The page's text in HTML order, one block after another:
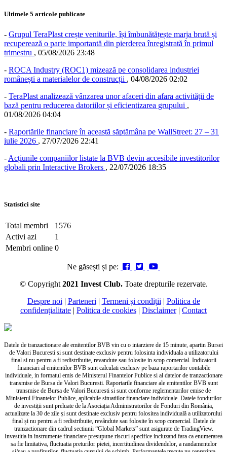
Ultimele 5 articole publicate
- Grupul TeraPlast crește veniturile, își îmbunătățește marja brută și
recuperează o parte importantă din pierderea înregistrată în primul
trimestru , 05/08/2026 23:48
- ROCA Industry (ROC1) mizează pe consolidarea industriei
românești a materialelor de construcții , 04/08/2026 02:02
- TeraPlast analizează vânzarea unor afaceri din afara activității de
bază pentru reducerea datoriilor și eficientizarea grupului ,
01/08/2026 04:04
- Raportările financiare în această săptămâna pe WallStreet: 27 – 31
iulie 2026 , 27/07/2026 22:41
- Acțiunile companiilor listate la BVB devin accesibile investitorilor
globali prin Interactive Brokers , 22/07/2026 18:35
Statistici site
Total membri
1576
Activi azi
1
Membri online 0
Ne găsești și pe:
© Copyright 2021 Invest Club. Toate drepturile rezervate.
Despre noi | Parteneri | Termeni și condiții | Politica de
confidențialitate | Politica de cookies | Disclaimer| Contact
Datele de tranzactionare ale emitentilor BVB vin cu o intarziere de 15 minute, apartin Bursei
de Valori Bucuresti si sunt destinate exclusiv pentru folosinta individuala a utilizatorului
final si nu pentru a fi redistribuite, revandute sau folosite in scop comercial. Indicatorii
financiari al emitentilor BVB sunt calculati exclusiv pe baza raportarilor contabile
individuale, in formatul emis de Ministerul Finantelor Publice si al datelor de tranzactionare
transmise de Bursa de Valori Bucuresti. Raportarile financiare ale emitentilor BVB sunt
transmise de Bursa de Valori Bucuresti si sunt conforme reglementarilor emise de
Ministerul Finantelor Publice, aplicabile situatiilor financiare individuale. Datele fondurilor
de investiții sunt preluate de la Asociația Administratorilor de Fonduri din România,
actualizate la 30 de zile și sunt destinate exclusiv pentru folositea individuală a utilizatorului
final și nu pentru a fi redistribuite, revândute sau folosite în scop comercial. Datele de
tranzactionare din cadrul sectiunii “Global Markets” sunt asigurate de TradingView.
Investitia in instrumente financiare presupune riscuri specifice incluzand fara ca enumerarea
sa fie limitativa, fluctuatia preturilor pietei, incertitudinea dividendelor, a randamentelor